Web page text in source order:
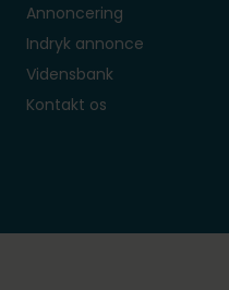
Annoncering
Indryk annonce
Vidensbank
Kontakt os